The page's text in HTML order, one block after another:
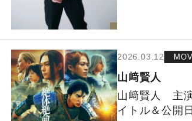
2026.03.12
山﨑賢人
山﨑賢人 主
イトル＆公開